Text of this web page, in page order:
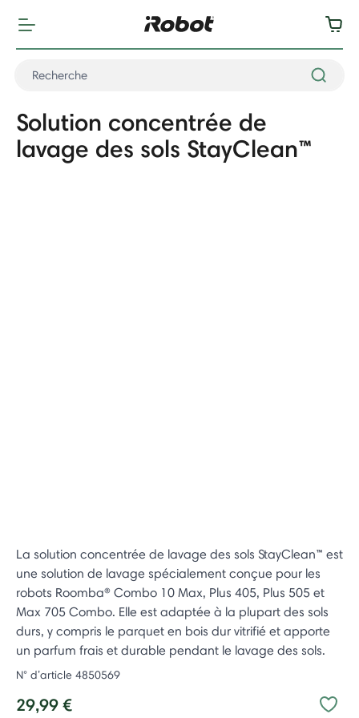
Solution concentrée de
lavage des sols StayClean™
La solution concentrée de lavage des sols StayClean™ est
une solution de lavage spécialement conçue pour les
robots Roomba® Combo 10 Max, Plus 405, Plus 505 et
Max 705 Combo. Elle est adaptée à la plupart des sols
durs, y compris le parquet en bois dur vitrifié et apporte
un parfum frais et durable pendant le lavage des sols.
N° d’article 4850569
29,99 €